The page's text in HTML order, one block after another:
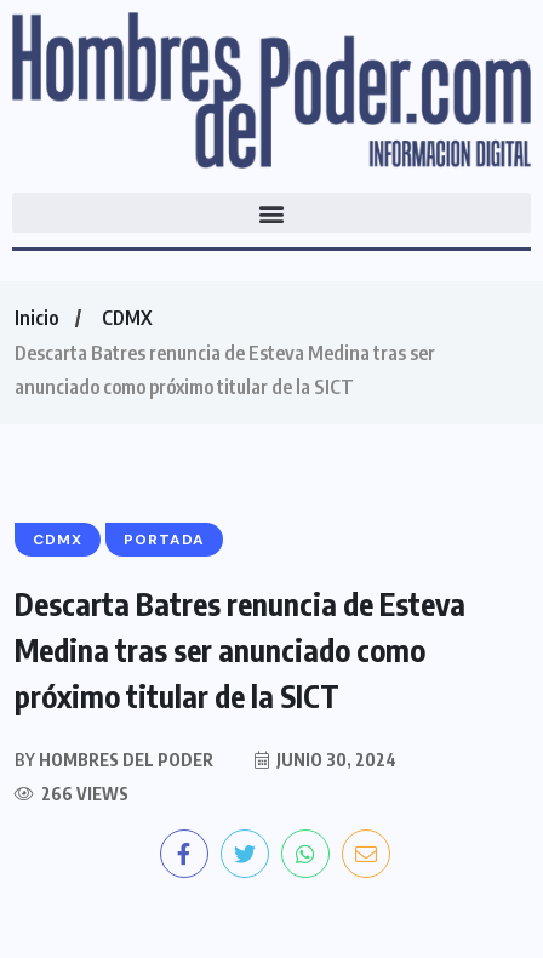
Inicio
CDMX
Descarta Batres renuncia de Esteva Medina tras ser
anunciado como próximo titular de la SICT
CDMX PORTADA
Descarta Batres renuncia de Esteva
Medina tras ser anunciado como
próximo titular de la SICT
BY HOMBRES DEL PODER
JUNIO 30, 2024
266 VIEWS